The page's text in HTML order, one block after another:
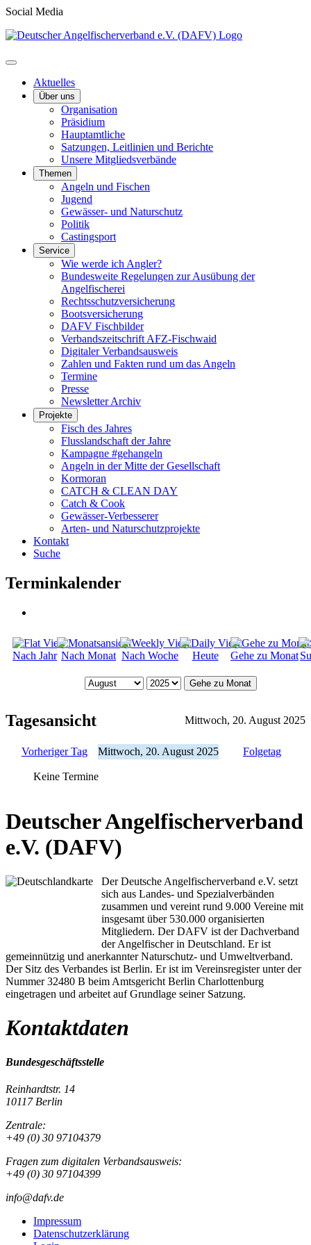
Social Media
Aktuelles
Über uns
Organisation
Präsidium
Hauptamtliche
Satzungen, Leitlinien und Berichte
Unsere Mitgliedsverbände
Themen
Angeln und Fischen
Jugend
Gewässer- und Naturschutz
Politik
Castingsport
Service
Wie werde ich Angler?
Bundesweite Regelungen zur Ausübung der
Angelfischerei
Rechtsschutzversicherung
Bootsversicherung
DAFV Fischbilder
Verbandszeitschrift AFZ-Fischwaid
Digitaler Verbandsausweis
Zahlen und Fakten rund um das Angeln
Termine
Presse
Newsletter Archiv
Projekte
Fisch des Jahres
Flusslandschaft der Jahre
Kampagne #gehangeln
Angeln in der Mitte der Gesellschaft
Kormoran
CATCH & CLEAN DAY
Catch & Cook
Gewässer-Verbesserer
Arten- und Naturschutzprojekte
Kontakt
Suche
Terminkalender
Nach Jahr Nach Monat Nach Woche Heute Gehe zu Monat
Gehe zu Monat
Tagesansicht Mittwoch, 20. August 2025
Vorheriger Tag Mittwoch, 20. August 2025 Folgetag
Keine Termine
Deutscher Angelfischerverband
e.V. (DAFV)
Der Deutsche Angelfischerverband e.V. setzt
sich aus Landes- und Spezialverbänden
zusammen und vereint rund 9.000 Vereine mit
insgesamt über 530.000 organisierten
Mitgliedern. Der DAFV ist der Dachverband
der Angelfischer in Deutschland. Er ist
gemeinnützig und anerkannter Naturschutz- und Umweltverband.
Der Sitz des Verbandes ist Berlin. Er ist im Vereinsregister unter der
Nummer 32480 B beim Amtsgericht Berlin Charlottenburg
eingetragen und arbeitet auf Grundlage seiner Satzung.
Kontaktdaten
Bundesgeschäftsstelle
Reinhardtstr. 14
10117 Berlin
Zentrale:
+49 (0) 30 97104379
Fragen zum digitalen Verbandsausweis:
+49 (0) 30 97104399
info@dafv.de
Impressum
Datenschutzerklärung